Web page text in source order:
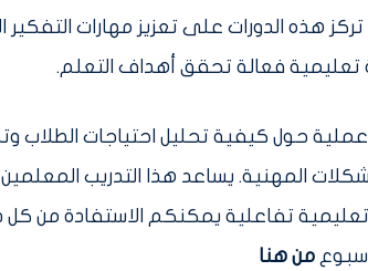
هذه الدورات على تعزيز مهارات
فعالة تحقق أهداف التعلم.
عملية حول كيفية تحليل احتياجات الطلاب
المهنية. يساعد هذا التدريب
تفاعلية يمكنكم الاستفادة من كل ذلك
من هنا